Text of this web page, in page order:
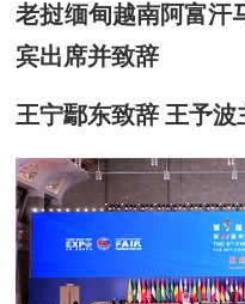
老挝缅甸越南阿富汗
宾出席并致辞
王宁鄢东致辞 王予波